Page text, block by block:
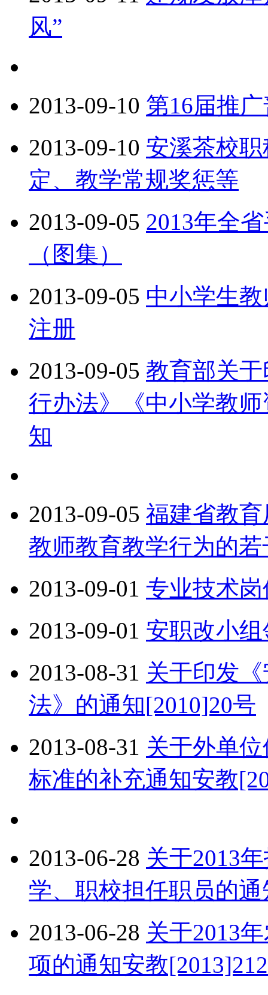
风”
2013-09-10 第16届推
2013-09-10 安溪茶校
定、教学常规奖惩等
2013-09-05 2013年全
（图集）
2013-09-05 中小学生
注册
2013-09-05 教育部关
行办法》《中小学教
知
2013-09-05 福建省教
教师教育教学行为的
2013-09-01 专业技术
2013-09-01 安职改小
2013-08-31 关于印发
法》的通知[2010]20号
2013-08-31 关于外单
标准的补充通知安教
2013-06-28 关于2013
学、职校担任职员的
2013-06-28 关于2013
项的通知安教